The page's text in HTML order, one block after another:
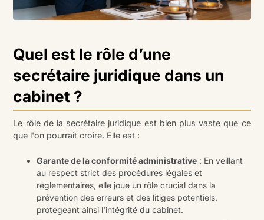
Quel est le rôle d’une
secrétaire juridique dans un
cabinet ?
Le rôle de la secrétaire juridique est bien plus vaste que ce
que l'on pourrait croire. Elle est :
Garante de la conformité administrative : En veillant
au respect strict des procédures légales et
réglementaires, elle joue un rôle crucial dans la
prévention des erreurs et des litiges potentiels,
protégeant ainsi l'intégrité du cabinet.